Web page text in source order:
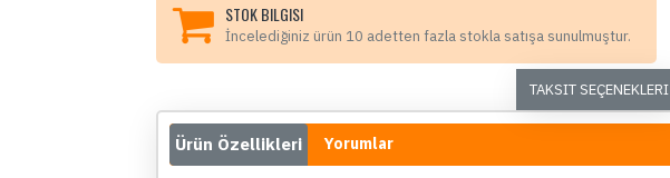
STOK BILGISI
İncelediğiniz ürün 10 adetten fazla stokla satışa sunulmuştur.
TAKSIT SEÇENEKLERI
Ürün Özellikleri Yorumlar